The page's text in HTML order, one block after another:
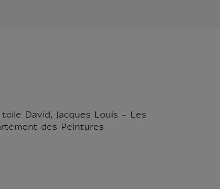
David, Jacques Louis - Les
des Peintures